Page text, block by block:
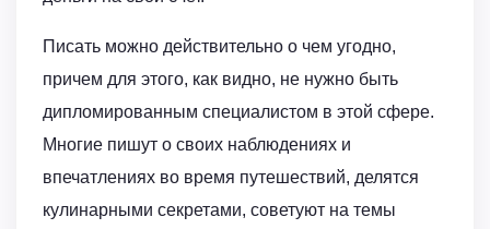
Писать можно действительно о чем угодно,
причем для этого, как видно, не нужно быть
дипломированным специалистом в этой сфере.
Многие пишут о своих наблюдениях и
впечатлениях во время путешествий, делятся
кулинарными секретами, советуют на темы